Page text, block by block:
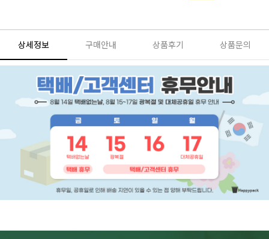
상세정보 구매안내 상품후기 상품문의